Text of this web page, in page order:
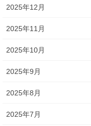
2025年12月
2025年11月
2025年10月
2025年9月
2025年8月
2025年7月